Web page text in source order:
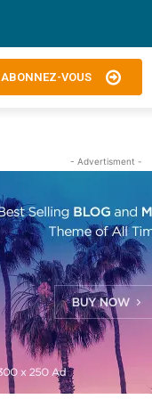
ABONNEZ-VOUS
- Advertisment -